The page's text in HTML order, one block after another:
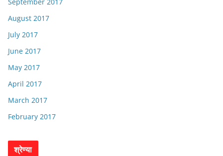
August 2017
July 2017
June 2017
May 2017
April 2017
March 2017
February 2017
श्रेण्या